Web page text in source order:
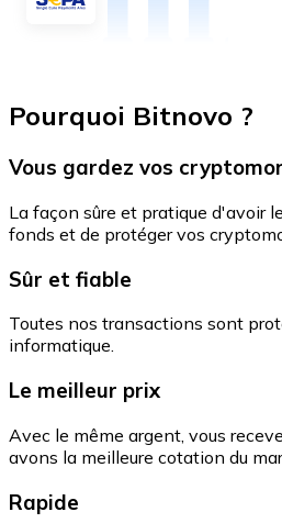
Pourquoi Bitnovo ?
Vous gardez vos
La façon sûre et pratique d'avoir
fonds et de protéger vos
Sûr et fiable
Toutes nos transactions sont
informatique.
Le meilleur prix
Avec le même argent, vous
avons la meilleure cotation du
Rapide